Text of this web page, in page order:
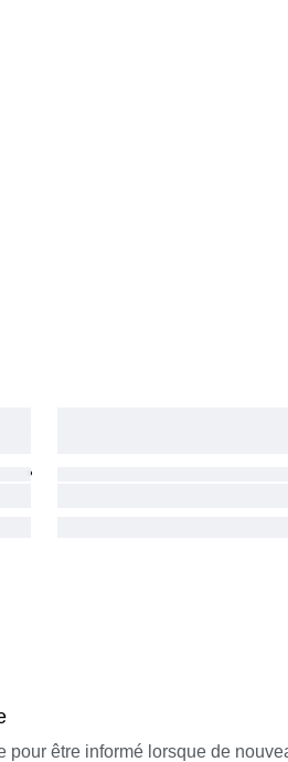
pour être informé lorsque de